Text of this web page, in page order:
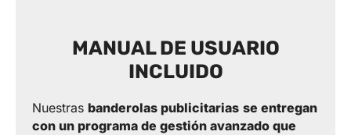
MANUAL DE USUARIO
INCLUIDO
Nuestras banderolas publicitarias se entregan
con un programa de gestión avanzado que